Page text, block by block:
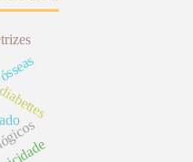
diabettes